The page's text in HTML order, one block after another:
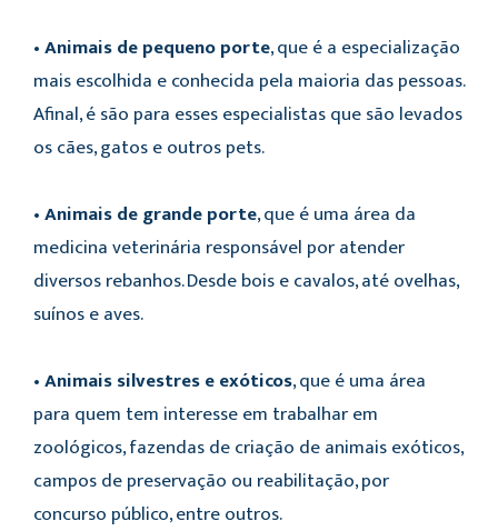
•Animais de pequeno porte, que é a especialização
mais escolhida e conhecida pela maioria das pessoas.
Afinal, é são para esses especialistas que são levados
os cães, gatos e outros pets.
•Animais de grande porte, que é uma área da
medicina veterinária responsável por atender
diversos rebanhos. Desde bois e cavalos, até ovelhas,
suínos e aves.
•Animais silvestres e exóticos, que é uma área
para quem tem interesse em trabalhar em
zoológicos, fazendas de criação de animais exóticos,
campos de preservação ou reabilitação, por
concurso público, entre outros.